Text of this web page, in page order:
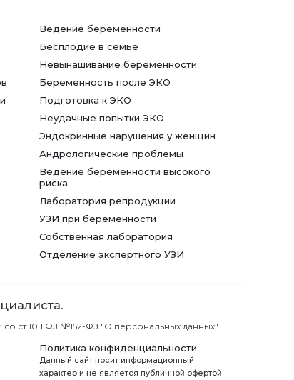
Ведение беременности
Бесплодие в семье
Невынашивание беременности
Беременность после ЭКО
Подготовка к ЭКО
Неудачные попытки ЭКО
Эндокринные нарушения у женщин
Андрологические проблемы
Ведение беременности высокого
риска
Лаборатория репродукции
УЗИ при беременности
Собственная лаборатория
Отделение экспертного УЗИ
ст.10.1 ФЗ №152-ФЗ "О персональных данных".
Политика конфиденциальности
Данный сайт носит информационный
характер и не является публичной офертой.